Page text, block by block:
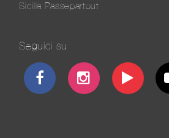
Sicilia Passepartout
Seguici su